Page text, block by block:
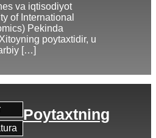
va iqtisodiyot
of International
Pekinda
poytaxtidir, u
[…]
Poytaxtning